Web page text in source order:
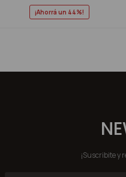
44
¡Suscribite y